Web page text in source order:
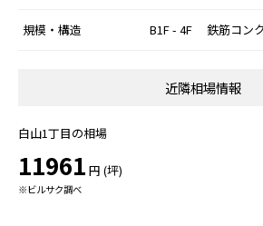
規模・構造 B1F - 4F 鉄筋コン
近隣相場情報
白山1丁目の相場
11961 円 (坪)
※ビルサク調べ